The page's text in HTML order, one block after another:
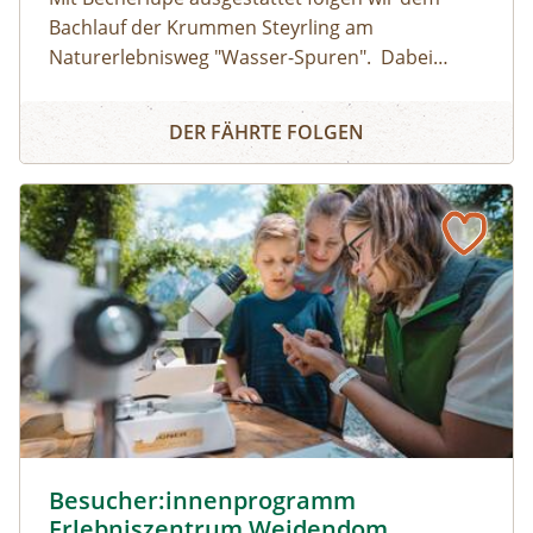
Bachlauf der Krummen Steyrling am
Naturerlebnisweg "Wasser-Spuren". Dabei
Bergbach, die sich oft unter Steinen verbergen
und lüften die rätselhaften Eigenschaften des
Erlebnistag Wasser-Lebens-Räume
DER FÄHRTE FOLGEN
Besucher:innenprogramm